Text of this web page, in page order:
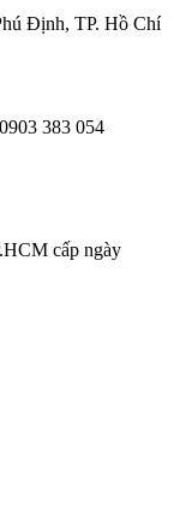
Định, TP. Hồ Chí
383 054
cấp ngày